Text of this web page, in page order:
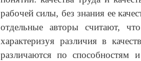
рабочей силы, без знания ее
отдельные авторы считают,
характеризуя различия в
различаются по